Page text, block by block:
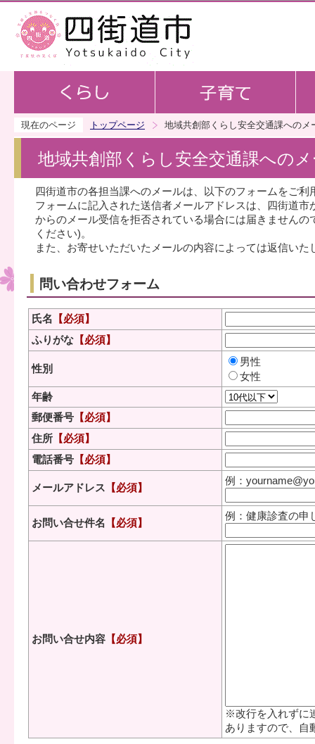
現在のページ トップページ 地域共創部くらし安全交通課へのメ
地域共創部くらし安全交通課への
四街道市の各担当課へのメールは、以下のフォームをご利
フォームに記入された送信者メールアドレスは、四街道
からのメール受信を拒否されている場合には届きません
ください)。
また、お寄せいただいたメールの内容によっては返信い
問い合わせフォーム
氏名 【必須】
ふりがな 【必須】
性別
男性
女性
年齢
郵便番号 【必須】
住所 【必須】
電話番号 【必須】
メールアドレス 【必須】
例：
お問い合せ件名 【必須】
例：健康診査の申
お問い合せ内容 【必須】
※改行を入れずに
ありますので、自